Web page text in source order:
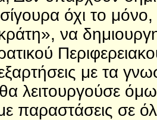
όχι το
να
με τα
λειτουργούσε
παραστάσεις σε